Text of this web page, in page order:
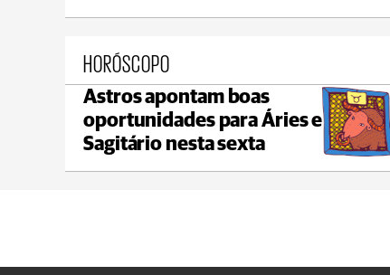
HORÓSCOPO
Astros apontam boas
oportunidades para Áries e
Sagitário nesta sexta
Castro
max 18°C min 18°C